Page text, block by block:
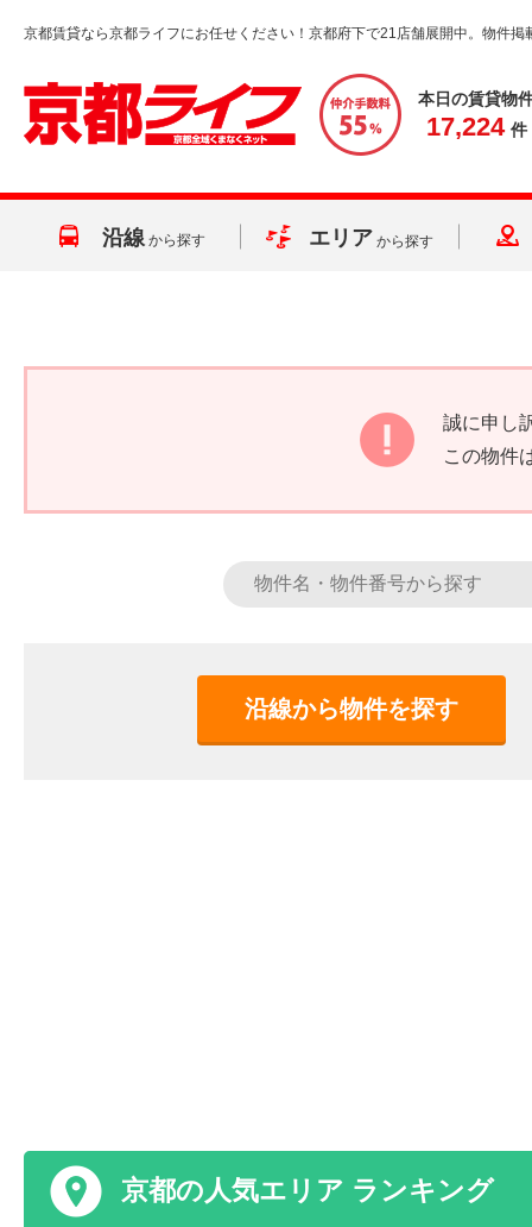
京都賃貸なら京都ライフにお任せください！京都府下で21店舗展開中。物件掲
本日の賃貸物
17,224 件
沿線 から探す エリア から探す
誠に申し
この物件
沿線から物件を探す
京都の人気エリア ランキング